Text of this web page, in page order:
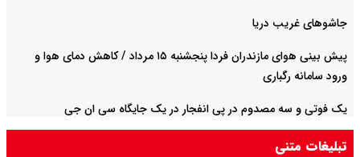
جاشوهای غریب دریا
پیش بینی هوای مازندران فردا پنجشنبه ۱۵ مرداد / کاهش دمای هوا و
ورود سامانه رگباری
یک فوتی و سه مصدوم در پی انفجار در یک جایگاه سی ان جی
تبلیغات متنی